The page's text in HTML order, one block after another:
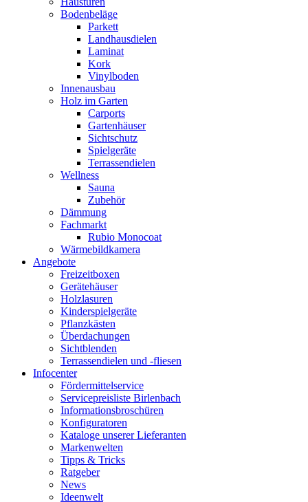
Bodenbeläge
Parkett
Landhausdielen
Laminat
Kork
Vinylboden
Innenausbau
Holz im Garten
Carports
Gartenhäuser
Sichtschutz
Spielgeräte
Terrassendielen
Wellness
Sauna
Zubehör
Dämmung
Fachmarkt
Rubio Monocoat
Wärmebildkamera
Angebote
Freizeitboxen
Gerätehäuser
Holzlasuren
Kinderspielgeräte
Pflanzkästen
Überdachungen
Sichtblenden
Terrassendielen und -fliesen
Infocenter
Fördermittelservice
Servicepreisliste Birlenbach
Informationsbroschüren
Konfiguratoren
Kataloge unserer Lieferanten
Markenwelten
Tipps & Tricks
Ratgeber
News
Ideenwelt